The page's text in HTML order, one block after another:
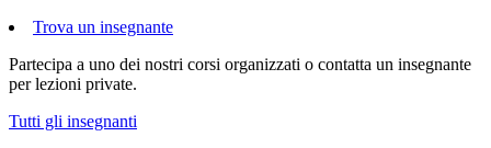
Trova un insegnante
Partecipa a uno dei nostri corsi organizzati o contatta un insegnante
per lezioni private.
Tutti gli insegnanti